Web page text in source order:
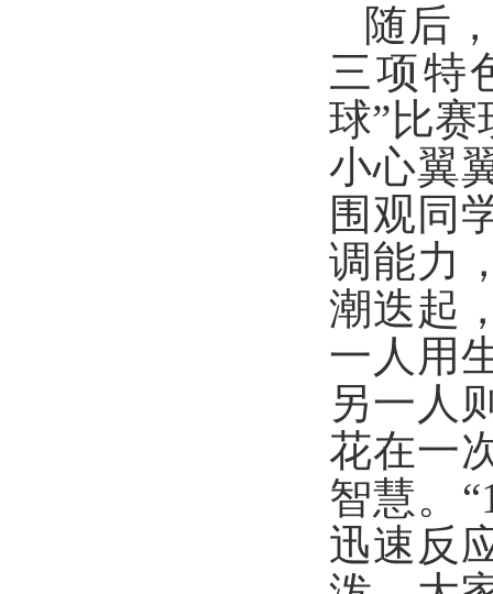
随后
三项特
球”比
小心翼
围观同
调能力
潮迭起
一人用
另一人
花在一
智慧。 “
迅速反